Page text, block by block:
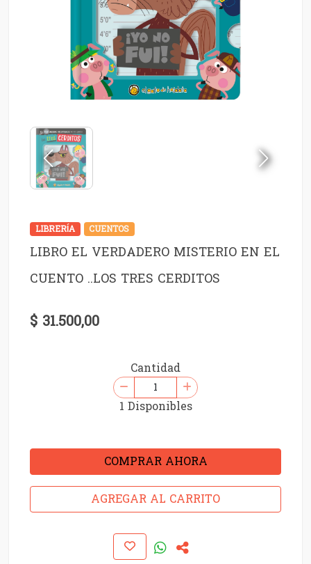
LIBRERÍA CUENTOS
LIBRO EL VERDADERO MISTERIO EN EL
CUENTO ..LOS TRES CERDITOS
$ 31.500,00
Cantidad
1 Disponibles
COMPRAR AHORA
AGREGAR AL CARRITO